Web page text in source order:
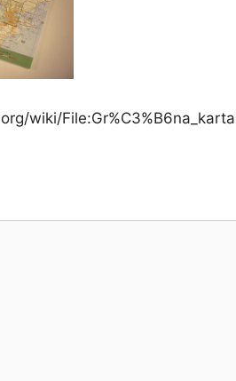
wiki/